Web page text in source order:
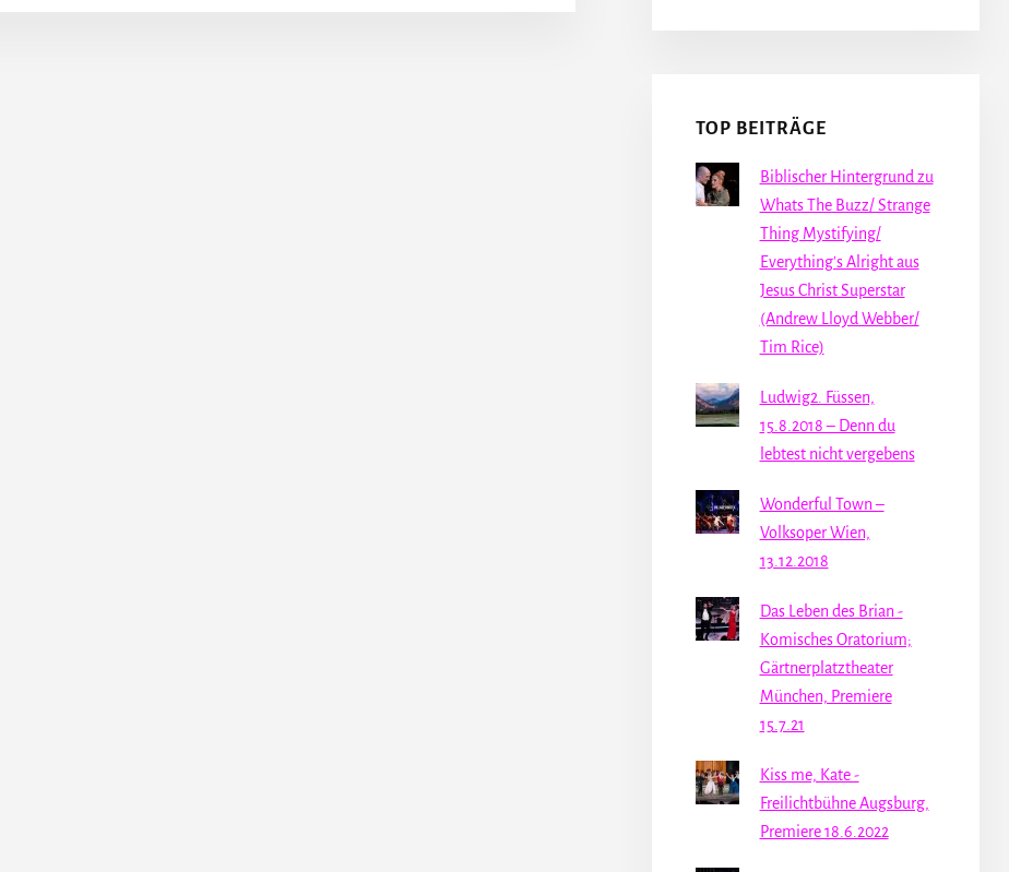
TOP BEITRÄGE
Biblischer Hintergrund zu
Whats The Buzz/ Strange
Thing Mystifying/
Everything's Alright aus
Jesus Christ Superstar
(Andrew Lloyd Webber/
Tim Rice)
Ludwig2. Füssen,
15.8.2018 – Denn du
lebtest nicht vergebens
Wonderful Town –
Volksoper Wien,
13.12.2018
Das Leben des Brian -
Komisches Oratorium;
Gärtnerplatztheater
München, Premiere
15.7.21
Kiss me, Kate -
Freilichtbühne Augsburg,
Premiere 18.6.2022